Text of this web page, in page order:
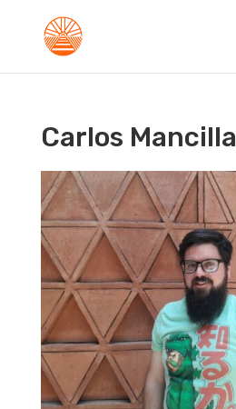
Carlos Mancilla